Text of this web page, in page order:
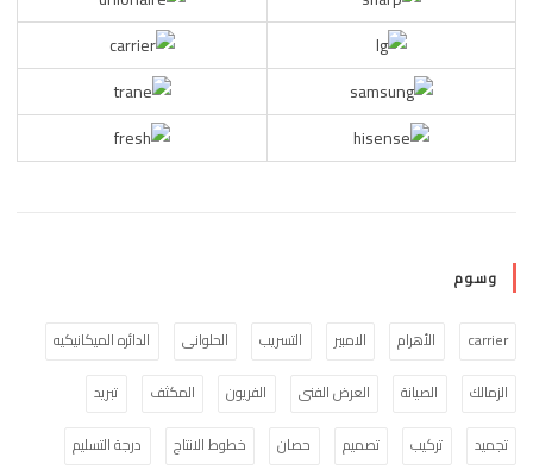
وسوم
carrier الأهرام الامبير التسريب الحلوانى
الدائره الميكانيكيه
الزمالك
الصيانة العرض الفنى الفريون المكثف
تبريد
تجميد
تركيب تصميم حصان خطوط الانتاج درجة التسليم